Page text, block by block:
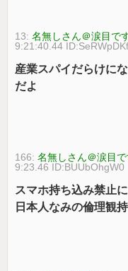
13:名無しさん＠涙目で
9:21:40.44
産業スパイだらけに
だよ
166:名無しさん＠涙目
9:23.46 ID:BUUbOhgW0
スマホ持ち込み禁止
日本人なみの倫理観